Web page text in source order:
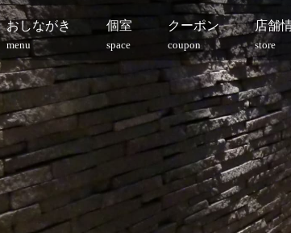
おしながき
menu
個室
space
クーポン
coupon
店舗
store